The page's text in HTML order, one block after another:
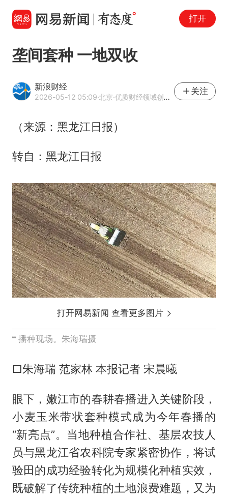
打开
垄间套种 一地双收
新浪财经
2026-05-12 05:09·北京·优质财经领域创作者
关注
（来源：黑龙江日报）
转自：黑龙江日报
打开网易新闻 查看更多图片
播种现场。朱海瑞摄
□朱海瑞 范家林 本报记者 宋晨曦
眼下，嫩江市的春耕春播进入关键阶段，
小麦玉米带状套种模式成为今年春播的
“新亮点”。当地种植合作社、基层农技人
员与黑龙江省农科院专家紧密协作，将试
验田的成功经验转化为规模化种植实效，
既破解了传统种植的土地浪费难题，又为